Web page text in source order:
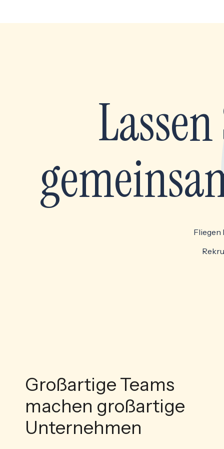
Fliegen
Großartige Teams
machen großartige
Unternehmen